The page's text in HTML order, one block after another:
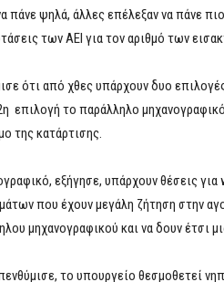
πάνε ψηλά, άλλες επέλεξαν να πάνε
των ΑΕΙ για τον αριθμό των
ότι από χθες υπάρχουν δυο
επιλογή το παράλληλο
της κατάρτισης.
εξήγησε, υπάρχουν θέσεις
που έχουν μεγάλη ζήτηση στην
μηχανογραφικού και να δουν έτσι
το υπουργείο θεσμοθετεί